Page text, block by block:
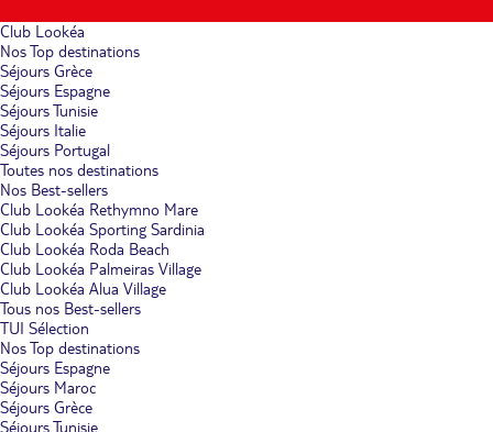
Club Lookéa
Nos Top destinations
Séjours Grèce
Séjours Espagne
Séjours Tunisie
Séjours Italie
Séjours Portugal
Toutes nos destinations
Nos Best-sellers
Club Lookéa Rethymno Mare
Club Lookéa Sporting Sardinia
Club Lookéa Roda Beach
Club Lookéa Palmeiras Village
Club Lookéa Alua Village
Tous nos Best-sellers
TUI Sélection
Nos Top destinations
Séjours Espagne
Séjours Maroc
Séjours Grèce
Séjours Tunisie